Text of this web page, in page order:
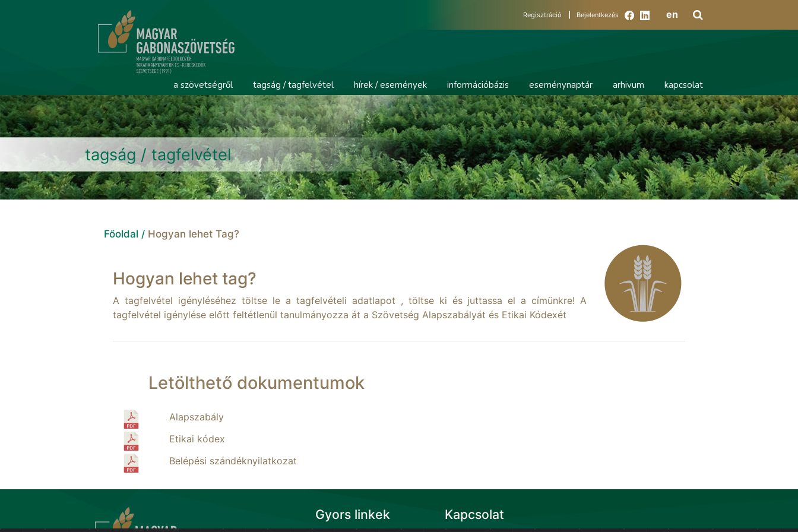
Regisztráció Bejelentkezés en
a szövetségről tagság / tagfelvétel hírek / események információbázis eseménynaptár arhivum kapcsolat
tagság / tagfelvétel
Főoldal / Hogyan lehet Tag?
Hogyan lehet tag?
A tagfelvétel igényléséhez töltse le a tagfelvételi adatlapot , töltse ki és juttassa el a címünkre! A
tagfelvétel igénylése előtt feltétlenül tanulmányozza át a Szövetség Alapszabályát és Etikai Kódexét
Letölthető dokumentumok
Alapszabály
Etikai kódex
Belépési szándéknyilatkozat
Gyors linkek Kapcsolat